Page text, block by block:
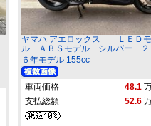
ヤマハ アエロックス ＬＥＤ
ル ＡＢＳモデル シルバー ２
６年モデル 155cc
車両価格 48.1
支払総額
52.6